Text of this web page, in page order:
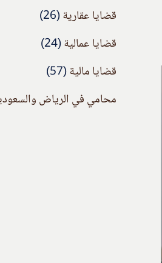
قضايا عقارية(26)
قضايا عمالية(24)
قضايا مالية(57)
محامي في الرياض